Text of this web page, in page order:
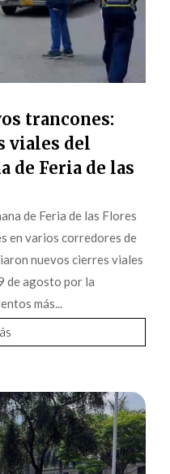
trancones:
viales del
de Feria de las
de Feria de las Flores
en varios corredores de
nuevos cierres viales
de agosto por la
más...